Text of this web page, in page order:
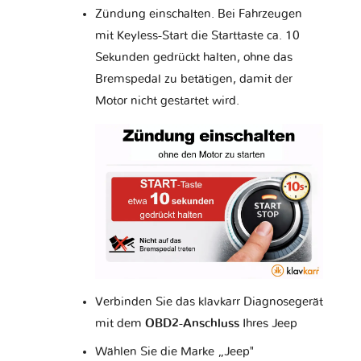
Lotus Lynk & Co MAN
MVM Mahindra
Maserati Mazda McLaren
Mini Mitsubishi Nissan
Zündung einschalten. Bei Fahrzeugen
mit Keyless-Start die Starttaste ca. 10
Sekunden gedrückt halten, ohne das
Bremspedal zu betätigen, damit der
Motor nicht gestartet wird.
Verbinden Sie das klavkarr Diagnosegerät
mit dem OBD2-AnschlussIhres Jeep
Wählen Sie die Marke „Jeep"